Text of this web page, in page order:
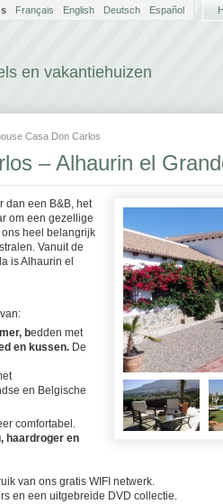
en vakantiehuizen
Français English Deutsch Español
Casa Don Carlos
– Alhaurin el
dan een B&B, het
om een gezellige
heel belangrijk
Vanuit de
is Alhaurin el
bedden met
en kussen. De
en Belgische
comfortabel.
haardroger en
van ons gratis WIFI netwerk.
en een uitgebreide DVD collectie.